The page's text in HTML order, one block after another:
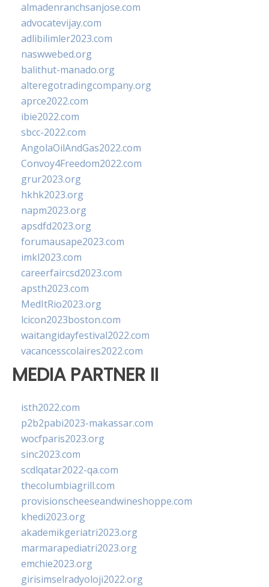
almadenranchsanjose.com
advocatevijay.com
adlibilimler2023.com
naswwebed.org
balithut-manado.org
alteregotradingcompany.org
aprce2022.com
ibie2022.com
sbcc-2022.com
AngolaOilAndGas2022.com
Convoy4Freedom2022.com
grur2023.org
hkhk2023.org
napm2023.org
apsdfd2023.org
forumausape2023.com
imkl2023.com
careerfaircsd2023.com
apsth2023.com
MedItRio2023.org
lcicon2023boston.com
waitangidayfestival2022.com
vacancesscolaires2022.com
MEDIA PARTNER II
isth2022.com
p2b2pabi2023-makassar.com
wocfparis2023.org
sinc2023.com
scdlqatar2022-qa.com
thecolumbiagrill.com
provisionscheeseandwineshoppe.com
khedi2023.org
akademikgeriatri2023.org
marmarapediatri2023.org
emchie2023.org
girisimselradyoloji2022.org